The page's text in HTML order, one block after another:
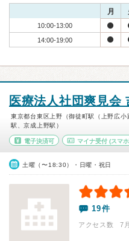
月
10:00-13:00
14:00-19:00
医療法人社団爽見会
東京都台東区上野（御徒町駅（上野広
駅、京成上野駅）
電子決済可 マイナ受付(スマ
土曜（〜18:30）・日曜・祝日
19件
アクセス数 7